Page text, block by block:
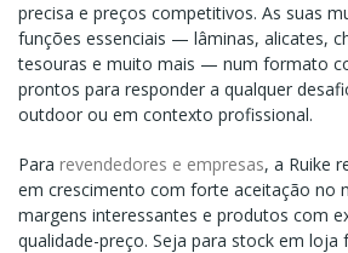
precisa e preços competitivos. As suas
funções essenciais — lâminas, alicates,
tesouras e muito mais — num formato
prontos para responder a qualquer
outdoor ou em contexto profissional.
Para revendedores e empresas, a Ruike
em crescimento com forte aceitação no
margens interessantes e produtos com
qualidade-preço. Seja para stock em loja